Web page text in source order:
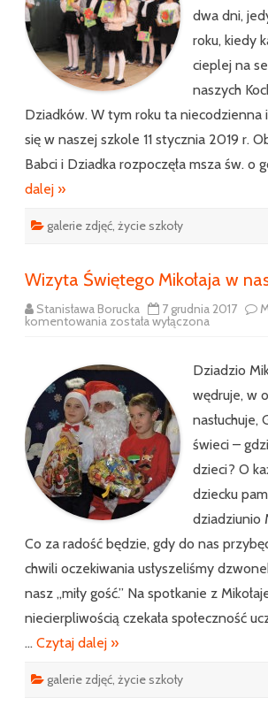
dwa dni,
roku, kiedy
cieplej na
naszych
Dziadków. W tym roku ta niecodzienna
się w naszej szkole 11 stycznia 2019 r.
Babci i Dziadka rozpoczęła msza św. o
dalej »
galerie zdjęć życie szkoły
Wizyta Świętego Mikołaja w
Stanisława Borucka 7 grudnia 2017
komentowania Wizyta
naszej
szkole
została wyłączona
Dziadzio
wędruje, w
nasłuchuje,
świeci –
dzieci? O
dziecku
dziadziunio
Co za radość będzie, gdy do nas
chwili oczekiwania usłyszeliśmy
nasz „miły gość.” Na spotkanie z
niecierpliwością czekała społeczność
… Czytaj dalej »
galerie zdjęć życie szkoły